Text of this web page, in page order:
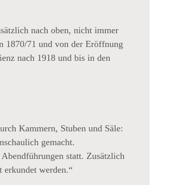
nach oben, nicht immer
1870/71 und von der Eröffnung
nach 1918 und bis in den
Kammern, Stuben und Säle:
gemacht.
statt. Zusätzlich
erkundet werden.“